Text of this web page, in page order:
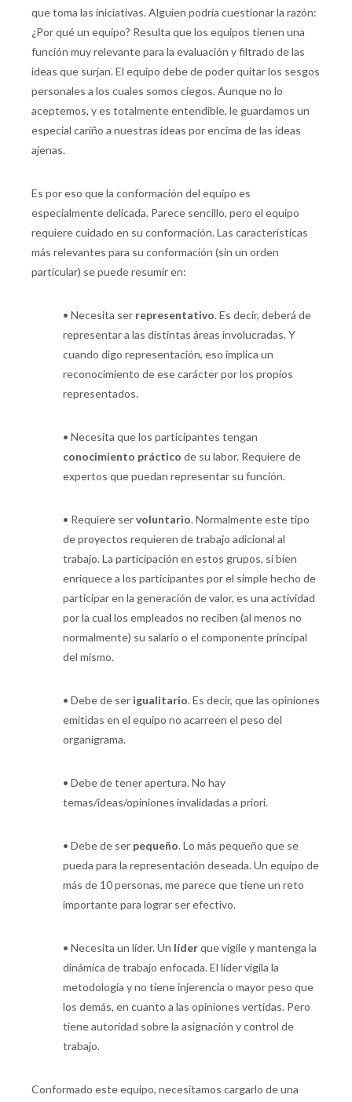
que toma las iniciativas. Alguien podría cuestionar la razón:
¿Por qué un equipo? Resulta que los equipos tienen una
función muy relevante para la evaluación y filtrado de las
ideas que surjan. El equipo debe de poder quitar los sesgos
personales a los cuales somos ciegos. Aunque no lo
aceptemos, y es totalmente entendible, le guardamos un
especial cariño a nuestras ideas por encima de las ideas
ajenas.
Es por eso que la conformación del equipo es
especialmente delicada. Parece sencillo, pero el equipo
requiere cuidado en su conformación. Las características
más relevantes para su conformación (sin un orden
particular) se puede resumir en:
• Necesita ser representativo. Es decir, deberá de
representar a las distintas áreas involucradas. Y
cuando digo representación, eso implica un
reconocimiento de ese carácter por los propios
representados.
• Necesita que los participantes tengan
conocimiento práctico de su labor. Requiere de
expertos que puedan representar su función.
• Requiere servoluntario. Normalmente este tipo
de proyectos requieren de trabajo adicional al
trabajo. La participación en estos grupos, si bien
enriquece a los participantes por el simple hecho de
participar en la generación de valor, es una actividad
por la cual los empleados no reciben (al menos no
normalmente) su salario o el componente principal
del mismo.
• Debe de ser igualitario. Es decir, que las opiniones
emitidas en el equipo no acarreen el peso del
organigrama.
• Debe de tener apertura. No hay
temas/ideas/opiniones invalidadas a priori.
• Debe de ser pequeño. Lo más pequeño que se
pueda para la representación deseada. Un equipo de
más de 10 personas, me parece que tiene un reto
importante para lograr ser efectivo.
• Necesita un líder. Un líderque vigile y mantenga la
dinámica de trabajo enfocada. El líder vigila la
metodología y no tiene injerencia o mayor peso que
los demás, en cuanto a las opiniones vertidas. Pero
tiene autoridad sobre la asignación y control de
trabajo.
Conformado este equipo, necesitamos cargarlo de una